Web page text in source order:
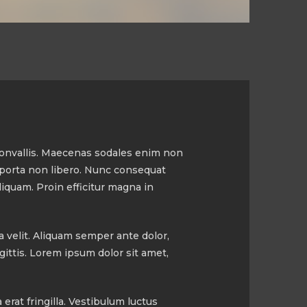
Maecenas sodales enim non
non libero. Nunc consequat
Proin efficitur magna in
Aliquam semper ante dolor,
Lorem ipsum dolor sit amet,
fringilla. Vestibulum luctus